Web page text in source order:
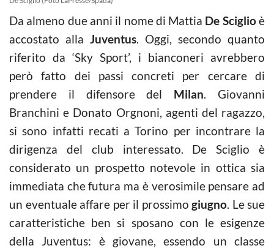
Da almeno due anni il nome di Mattia De Sciglioè
accostato alla Juventus. Oggi, secondo quanto
riferito da ‘Sky Sport’, i bianconeri avrebbero
però fatto dei passi concreti per cercare di
prendere il difensore del Milan. Giovanni
Branchini e Donato Orgnoni, agenti del ragazzo,
si sono infatti recati a Torino per incontrare la
dirigenza del club interessato. De Sciglio è
considerato un prospetto notevole in ottica sia
immediata che futura ma è verosimile pensare ad
un eventuale affare per il prossimo giugno. Le sue
caratteristiche ben si sposano con le esigenze
della Juventus: è giovane, essendo un classe